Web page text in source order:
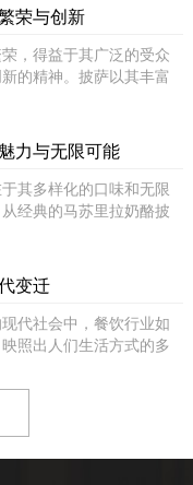
荣与创新
，得益于其广泛的受众
的精神。披萨以其丰富
力与无限可能
其多样化的口味和无限
经典的马苏里拉奶酪披
变迁
代社会中，餐饮行业如
照出人们生活方式的多